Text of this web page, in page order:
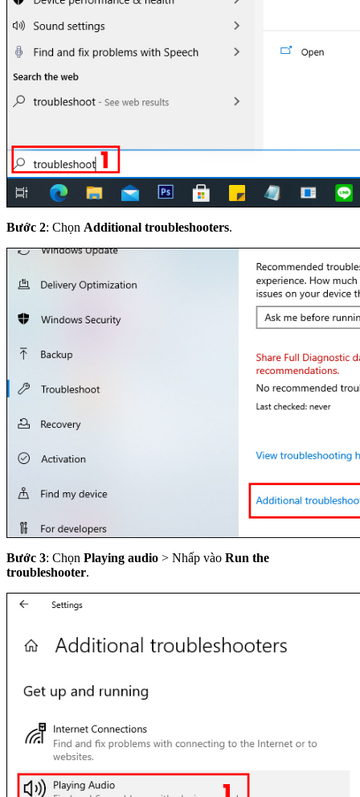
Bước 2: Chọn Additional troubleshooters.
Bước 3: Chọn Playing audio > Nhấp vào Run the
troubleshooter.